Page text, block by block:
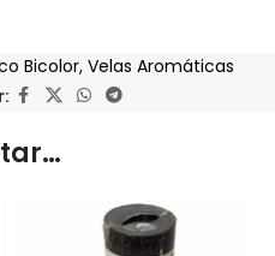
Bicolor, Velas Aromáticas